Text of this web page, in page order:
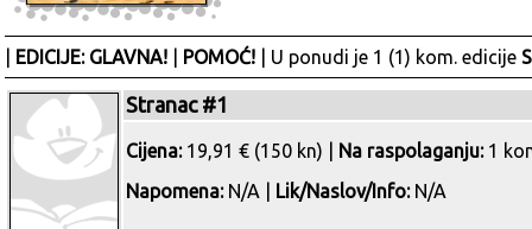
EDICIJE: GLAVNA! POMOĆ! | U ponudi je 1 (1) kom. edicije
Stranac #1
Cijena:19,91 € (150 kn) | Na raspolaganju:1
Napomena:N/A | Lik/Naslov/Info:N/A